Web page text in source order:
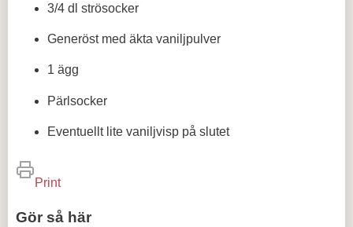
3/4 dl strösocker
Generöst med äkta vaniljpulver
1 ägg
Pärlsocker
Eventuellt lite vaniljvisp på slutet
Print
Gör så här